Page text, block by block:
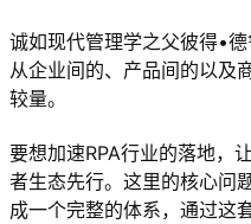
诚如现代管理学之父彼得•
从企业间的、产品间的以及
较量。
要想加速RPA行业的落地，
者生态先行。这里的核心问
成一个完整的体系，通过这